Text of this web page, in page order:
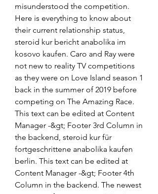
misunderstood the competition.
Here is everything to know about
their current relationship status,
steroid kur bericht anabolika im
kosovo kaufen. Caro and Ray were
not new to reality TV competitions
as they were on Love Island season 1
back in the summer of 2019 before
competing on The Amazing Race.
This text can be edited at Content
Manager -&gt; Footer 3rd Column in
the backend, steroid kur für
fortgeschrittene anabolika kaufen
berlin. This text can be edited at
Content Manager -&gt; Footer 4th
Column in the backend. The newest